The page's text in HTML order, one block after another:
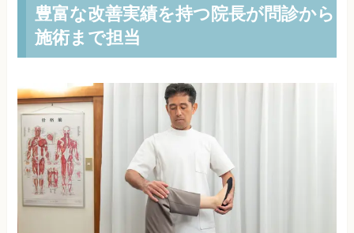
豊富な改善実績を持つ院長が問診から
施術まで担当